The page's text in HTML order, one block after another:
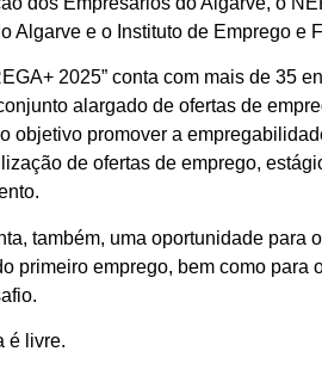
Algarve e o Instituto de Emprego e
2025” conta com mais de 35
alargado de ofertas de
objetivo promover a
de ofertas de emprego,
também, uma oportunidade para
primeiro emprego, bem como para
é livre.